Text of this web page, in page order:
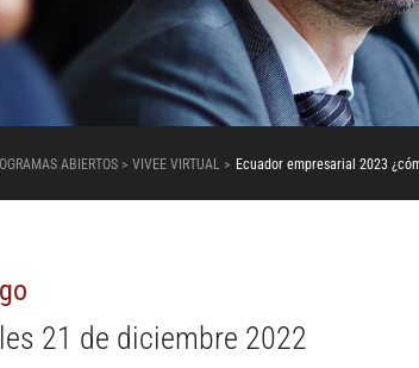
ABIERTOS > VIVEE VIRTUAL > Ecuador empresarial 2023
21 de diciembre 2022